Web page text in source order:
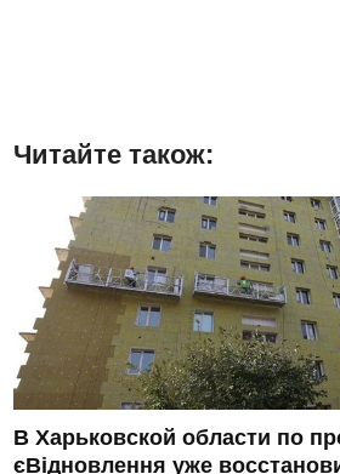
Читайте також:
В Харьковской области по
єВідновлення уже